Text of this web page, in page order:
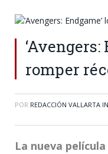
‘Avengers:
romper
POR REDACCIÓN VALLARTA
La nueva